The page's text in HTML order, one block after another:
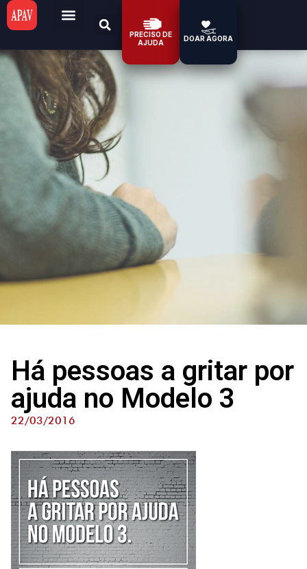
PRECISO DE
AJUDA
DOAR AGORA
Há pessoas a gritar por
ajuda no Modelo 3
22/03/2016